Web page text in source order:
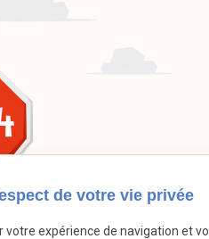
de votre vie privée
votre expérience de navigation et